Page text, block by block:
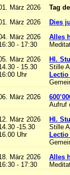
März 2026
Tag
März 2026
Dies
März 2026
- 17:30
Alles
März 2026
- 15.30
Uhr
Hl.
Stille
März 2026
Aufruf
März 2026
-15.30
Uhr
Hl.
Stille
März 2026
- 17:30
Alles